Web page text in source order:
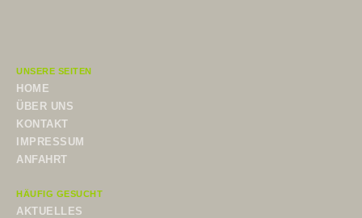
UNSERE SEITEN
HOME
ÜBER UNS
KONTAKT
IMPRESSUM
ANFAHRT
HÄUFIG GESUCHT
AKTUELLES